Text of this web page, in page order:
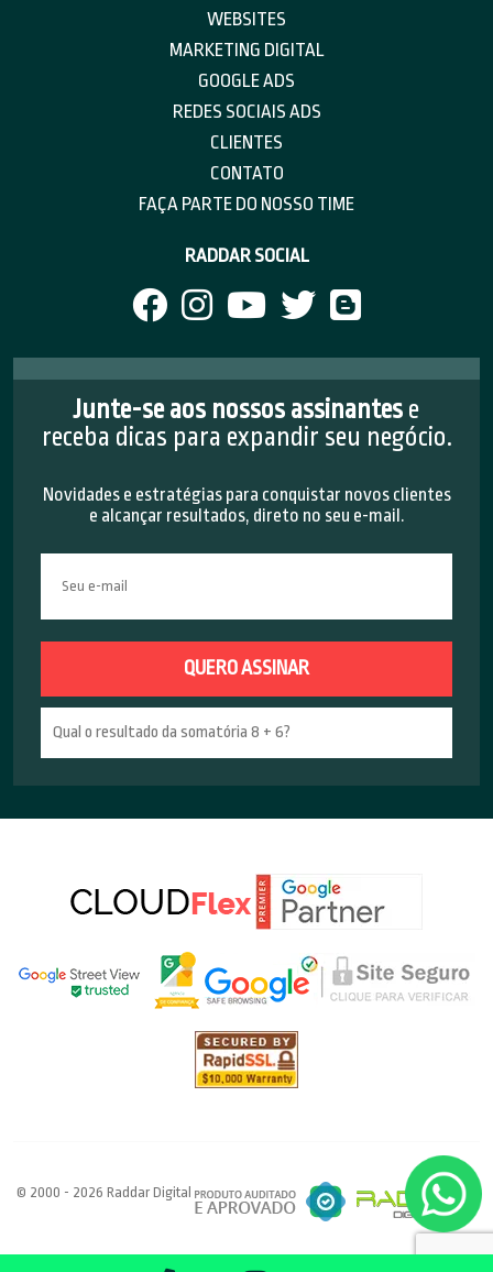
WEBSITES
MARKETING DIGITAL
GOOGLE ADS
REDES SOCIAIS ADS
CLIENTES
CONTATO
FAÇA PARTE DO NOSSO TIME
RADDAR SOCIAL
Junte-se aos nossos assinantes e
receba dicas para expandir seu negócio.
Novidades e estratégias para conquistar novos clientes
e alcançar resultados, direto no seu e-mail.
© 2000 - 2026 Raddar Digital